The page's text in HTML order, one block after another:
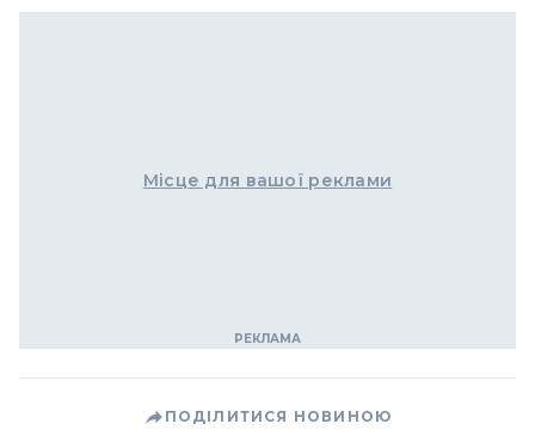
Місце для вашої реклами
ПОДІЛИТИСЯ НОВИНОЮ